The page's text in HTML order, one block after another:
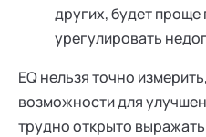
других, будет
урегулировать
EQ нельзя точно
возможности для
трудно открыто